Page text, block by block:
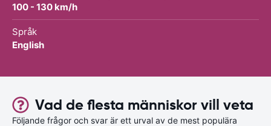
100 - 130 km/h
Språk
English
Vad de flesta människor vill veta
Följande frågor och svar är ett urval av de mest populära